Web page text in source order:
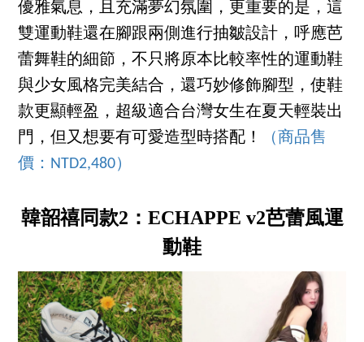
優雅氣息，且充滿夢幻氛圍，更重要的是，這
雙運動鞋還在腳跟兩側進行抽皺設計，呼應芭
蕾舞鞋的細節，不只將原本比較率性的運動鞋
與少女風格完美結合，還巧妙修飾腳型，使鞋
款更顯輕盈，超級適合台灣女生在夏天輕裝出
門，但又想要有可愛造型時搭配！
（商品售
價：NTD2,480）
韓韶禧同款2：ECHAPPE v2芭蕾風運
動鞋